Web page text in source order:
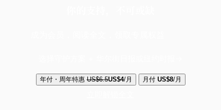
年付・周年特惠 US$6.5US$4/月 月付 US$8/月